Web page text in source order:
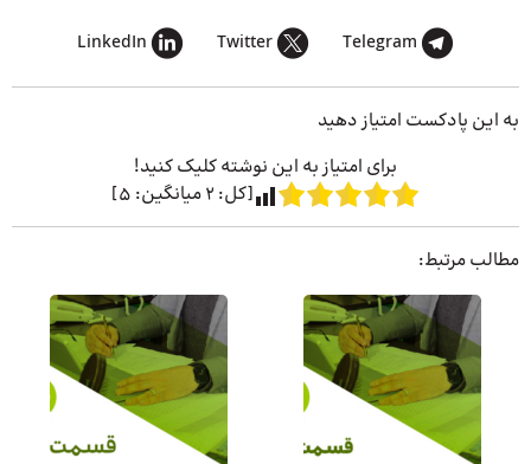
Telegram
Twitter
LinkedIn
به این پادکست امتیاز دهید
برای امتیاز به این نوشته کلیک کنید!
[کل: 2میانگین: 5
]
مطالب مرتبط: